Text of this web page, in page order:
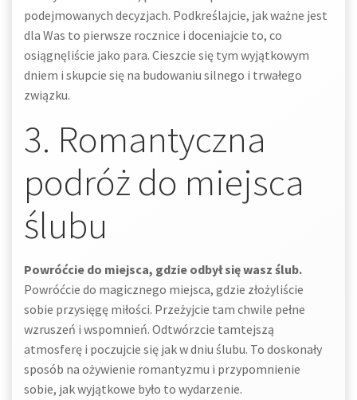
podejmowanych decyzjach. Podkreślajcie, jak ważne jest
dla Was to pierwsze rocznice i doceniajcie to, co
osiągnęliście jako para. Cieszcie się tym wyjątkowym
dniem i skupcie się na budowaniu silnego i trwałego
związku.
3. Romantyczna
podróż do miejsca
ślubu
Powróćcie do miejsca, gdzie odbył się wasz ślub.
Powróćcie do magicznego miejsca, gdzie złożyliście
sobie przysięgę miłości. Przeżyjcie tam chwile pełne
wzruszeń i wspomnień. Odtwórzcie tamtejszą
atmosferę i poczujcie się jak w dniu ślubu. To doskonały
sposób na ożywienie romantyzmu i przypomnienie
sobie, jak wyjątkowe było to wydarzenie.